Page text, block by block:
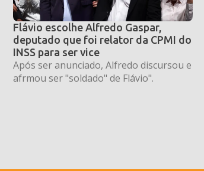
Flávio escolhe Alfredo Gaspar,
deputado que foi relator da CPMI do
INSS para ser vice
Após ser anunciado, Alfredo discursou e
afrmou ser "soldado" de Flávio".